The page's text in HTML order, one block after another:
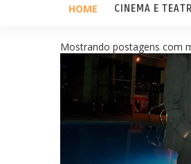
HOME CINEMA E
Mostrando postagens com